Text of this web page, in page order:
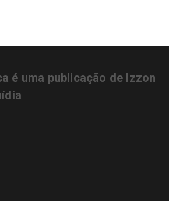
é uma publicação de Izzon